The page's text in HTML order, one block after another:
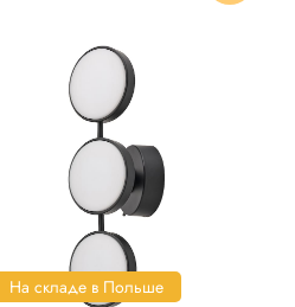
На складе в Польше